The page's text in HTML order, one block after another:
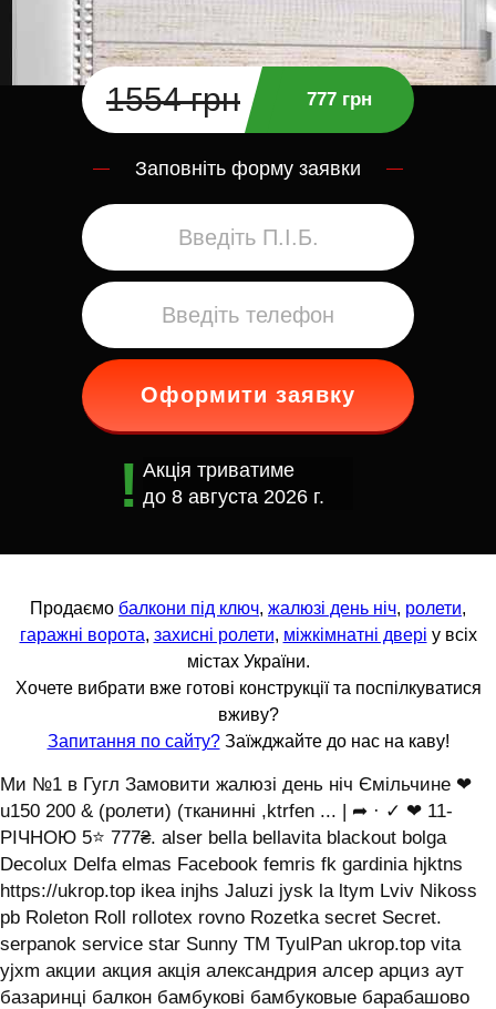
1554 грн 777 грн
Заповніть форму заявки
Оформити заявку
Акція триватиме
до 8 августа 2026 г.
Продаємо балкони під ключ, жалюзі день ніч, ролети,
гаражні ворота, захисні ролети, міжкімнатні двері у всіх
містах України.
Хочете вибрати вже готові конструкції та поспілкуватися
вживу?
Запитання по сайту?Заїжджайте до нас на каву!
Ми №1 в Гугл Замовити жалюзі день ніч Ємільчине ❤
u150 200 & (ролети) (тканинні ,ktrfen ... | ➦ · ✓ ❤ 11-
РІЧНОЮ 5⭐ 777₴. alser bella bellavita blackout bolga
Decolux Delfa elmas Facebook femris fk gardinia hjktns
https://ukrop.top ikea injhs Jaluzi jysk la ltym Lviv Nikoss
pb Roleton Roll rollotex rovno Rozetka secret Secret.
serpanok service star Sunny TM TyulPan ukrop.top vita
yjxm акции акция акція александрия алсер арциз аут
базаринці балкон бамбукові бамбуковые барабашово